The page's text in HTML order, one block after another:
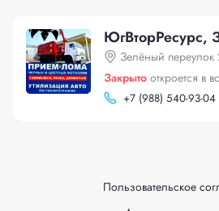
ЮгВторРесурс,
Зелёный переулок
Закрыто откроется в
+7 (988) 540-93-04
Пользовательское